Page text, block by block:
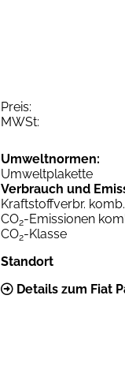
Preis:
MWSt:
Umweltnormen:
Umweltplakette
Verbrauch und
Kraftstoffverbr. komb.
CO2-Emissionen
CO2-Klasse
Standort
Details zum Fiat